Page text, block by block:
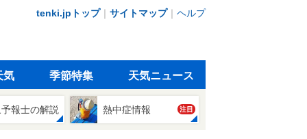
tenki.jpトップ｜ サイトマップ｜ ヘルプ
気 季節特集 天気ニュース
報士の解説 熱中症情報 注目